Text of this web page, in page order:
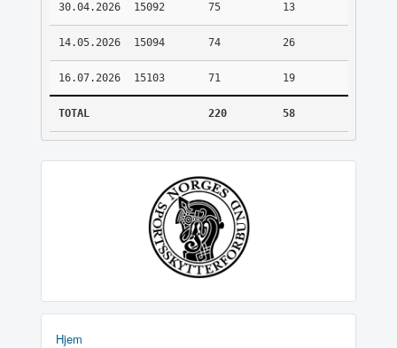
30.04.2026 15092 75 13
14.05.2026 15094 74 26
16.07.2026 15103 71 19
TOTAL 220 58
Hjem